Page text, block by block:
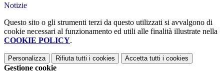
Notizie
Questo sito o gli strumenti terzi da questo utilizzati si avvalgono di
cookie necessari al funzionamento ed utili alle finalità illustrate nella
COOKIE POLICY.
Personalizza Rifiuta tutti i cookies Accetta tutti i cookies
Gestione cookie